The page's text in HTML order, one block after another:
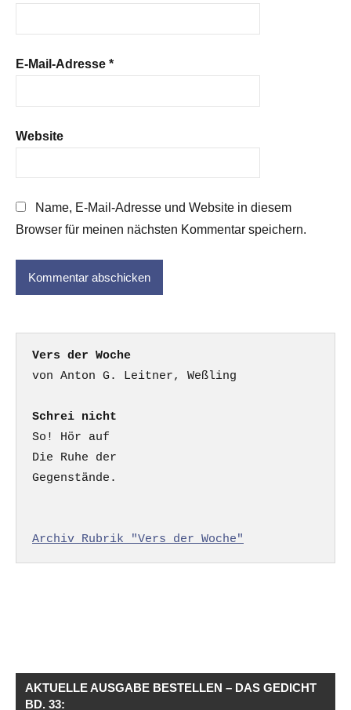
E-Mail-Adresse *
Website
Name, E-Mail-Adresse und Website in diesem
Browser für meinen nächsten Kommentar speichern.
Vers der Woche
Schrei nicht
So! Hör auf
Die Ruhe der
Gegenstände.
Archiv Rubrik "Vers der Woche"
AKTUELLE AUSGABE BESTELLEN – DAS GEDICHT
BD. 33: